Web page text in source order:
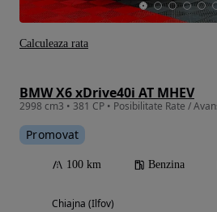
BMW X6 xDrive40i AT MHEV
Promovat
100 km Benzina
Chiajna (Ilfov)
Calculeaza rata